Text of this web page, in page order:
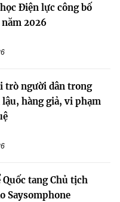
Điện lực công bố
2026
trò người dân trong
hàng giả, vi phạm
Quốc tang Chủ tịch
Saysomphone